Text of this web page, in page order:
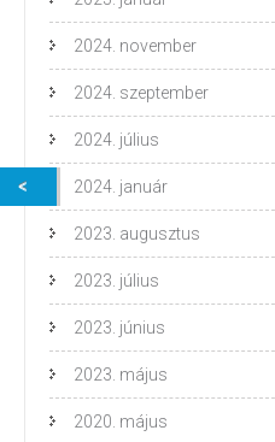
2024. november
2024. szeptember
2024. július
2024. január
2023. augusztus
2023. július
2023. június
2023. május
2020. május